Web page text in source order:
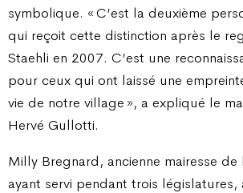
symbolique. «C’est la deuxième
qui reçoit cette distinction après le
Staehli en 2007. C’est une
pour ceux qui ont laissé une
vie de notre village », a expliqué le
Hervé Gullotti.
Milly Bregnard, ancienne mairesse de
ayant servi pendant trois législatures,